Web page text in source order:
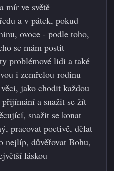
mír ve světě
a v pátek, pokud
ovoce - podle toho,
se mám postit
problémové lidi a také
i zemřelou rodinu
jako chodit každou
a snažit se žít
snažit se konat
pracovat poctivě, dělat
nejlíp, důvěřovat Bohu,
láskou